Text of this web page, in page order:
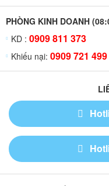
PHÒNG KINH DOANH
KD : 0909 811 373
Khiếu nại: 0909 721 499